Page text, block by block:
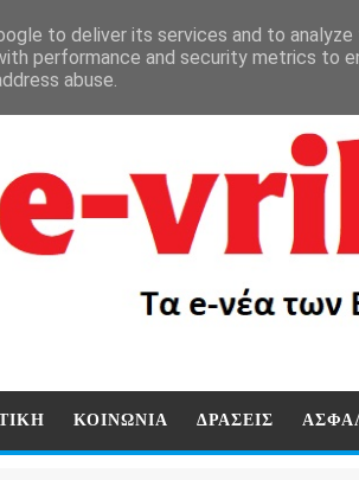
ΚΟΙΝΩΝΙΑ ΔΡΑΣΕΙΣ
to deliver its services and to
performance and security metrics to
abuse.